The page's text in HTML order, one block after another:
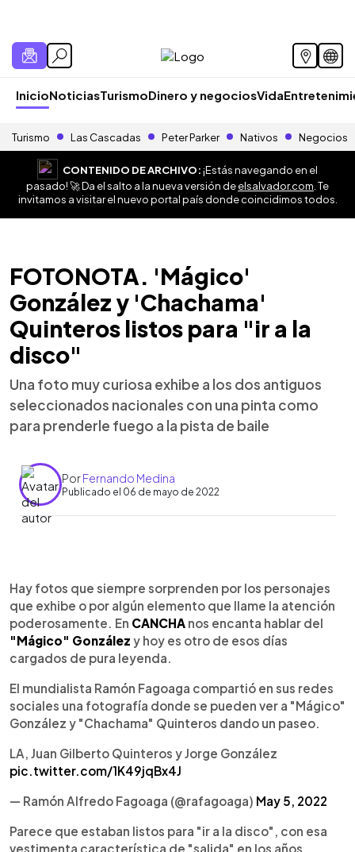
InicioNoticiasTurismoDinero y negociosVida
Turismo Las Cascadas Peter Parker Nativos Negocios
CONTENIDO DE ARCHIVO:¡Estás navegando en el
pasado! 🚀 Da el salto a la nueva versión deelsalvador.com . Te
invitamos a visitar el nuevo portal país donde coincidimos todos.
FOTONOTA. 'Mágico'
González y 'Chachama'
Quinteros listos para "ir a la
disco"
Una foto muy curiosa exhibe a los dos antiguos
seleccionados nacionales con una pinta como
para prenderle fuego a la pista de baile
PorFernando Medina
Publicado el 06 de mayo de 2022
► Escuchar artículo
Hay fotos que siempre sorprenden por los personajes
que exhibe o por algún elemento que llame la atención
poderosamente. En CANCHA nos encanta hablar del
"Mágico" González y hoy es otro de esos días
cargados de pura leyenda.
El mundialista Ramón Fagoaga compartió en sus redes
sociales una fotografía donde se pueden ver a "Mágico"
González y "Chachama" Quinteros dando un paseo.
LA, Juan Gilberto Quinteros y Jorge González
pic.twitter.com/1K49jqBx4J
— Ramón Alfredo Fagoaga (@rafagoaga) May 5, 2022
Parece que estaban listos para "ir a la disco", con esa
vestimenta característica de "salida" en los años